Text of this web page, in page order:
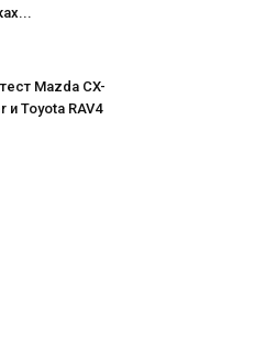
Mazda CX-
и Toyota RAV4